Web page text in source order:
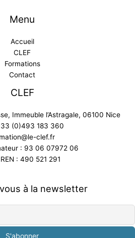
Menu
Accueil
CLEF
Formations
Contact
CLEF
Immeuble l’Astragale, 06100 Nice
(0)493 183 360
clef.fr
: 93 06 07972 06
: 490 521 291
à la newsletter